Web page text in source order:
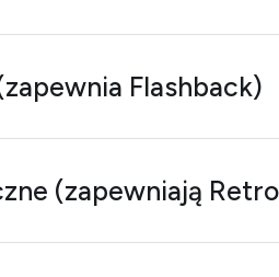
Flashback)
(zapewniają